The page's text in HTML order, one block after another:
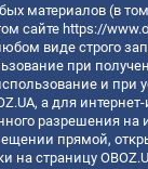
материалов (в
сайте https://
виде строго
при
и при
а для
разрешения на
прямой,
на страницу